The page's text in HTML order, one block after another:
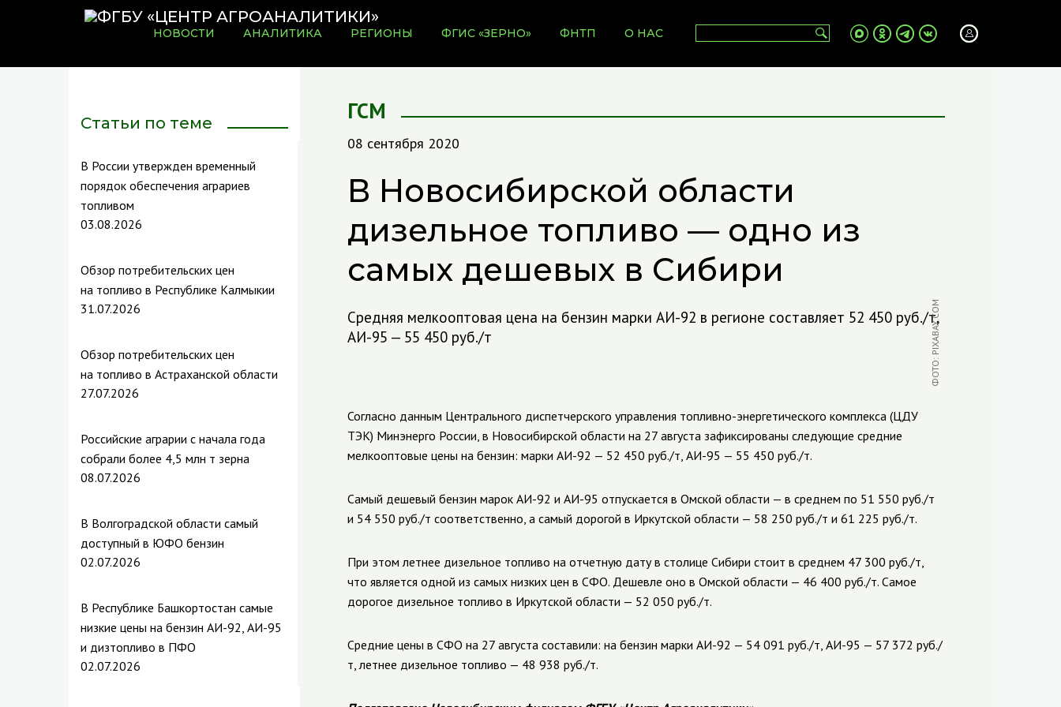
НОВОСТИ АНАЛИТИКА РЕГИОНЫ ФГИС «ЗЕРНО» ФНТП О НАС
Статьи по теме
В России утвержден временный
порядок обеспечения аграриев
топливом
03.08.2026
Обзор потребительских цен
на топливо в Республике Калмыкии
31.07.2026
Обзор потребительских цен
на топливо в Астраханской области
27.07.2026
Российские аграрии с начала года
собрали более 4,5 млн т зерна
08.07.2026
В Волгоградской области самый
доступный в ЮФО бензин
02.07.2026
В Республике Башкортостан самые
низкие цены на бензин АИ-92, АИ-95
и дизтопливо в ПФО
02.07.2026
ГСМ
08 сентября 2020
В Новосибирской области
дизельное топливо — одно из
самых дешевых в Сибири
Средняя мелкооптовая цена на бензин марки АИ-92 в регионе составляет 52 450 руб./т,
АИ-95 — 55 450 руб./т
ФОТО: PIXABAY.COM
Согласно данным Центрального диспетчерского управления топливно-энергетического комплекса (ЦДУ
ТЭК) Минэнерго России, в Новосибирской области на 27 августа зафиксированы следующие средние
мелкооптовые цены на бензин: марки АИ-92 — 52 450 руб./т, АИ-95 — 55 450 руб./т.
Самый дешевый бензин марок АИ-92 и АИ-95 отпускается в Омской области — в среднем по 51 550 руб./т
и 54 550 руб./т соответственно, а самый дорогой в Иркутской области — 58 250 руб./т и 61 225 руб./т.
При этом летнее дизельное топливо на отчетную дату в столице Сибири стоит в среднем 47 300 руб./т,
что является одной из самых низких цен в СФО. Дешевле оно в Омской области — 46 400 руб./т. Самое
дорогое дизельное топливо в Иркутской области — 52 050 руб./т.
Средние цены в СФО на 27 августа составили: на бензин марки АИ-92 — 54 091 руб./т, АИ-95 — 57 372 руб./
т, летнее дизельное топливо — 48 938 руб./т.